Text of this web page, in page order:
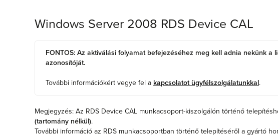
Windows Server 2008 RDS Device CAL
FONTOS: Az aktiválási folyamat befejezéséhez meg kell adnia nekünk a
azonosítóját.
További információkért vegye fel a kapcsolatot ügyfélszolgálatunkkal.
Megjegyzés: Az RDS Device CAL munkacsoport-kiszolgálón történő
(tartomány nélkül).
További információ az RDS munkacsoportban történő telepítéséről a gyártó